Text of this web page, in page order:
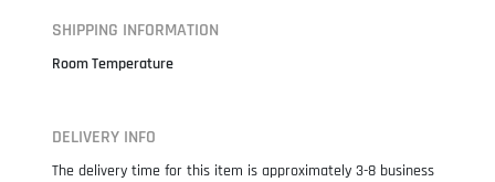
SHIPPING INFORMATION
Room Temperature
DELIVERY INFO
The delivery time for this item is approximately 3-8 business